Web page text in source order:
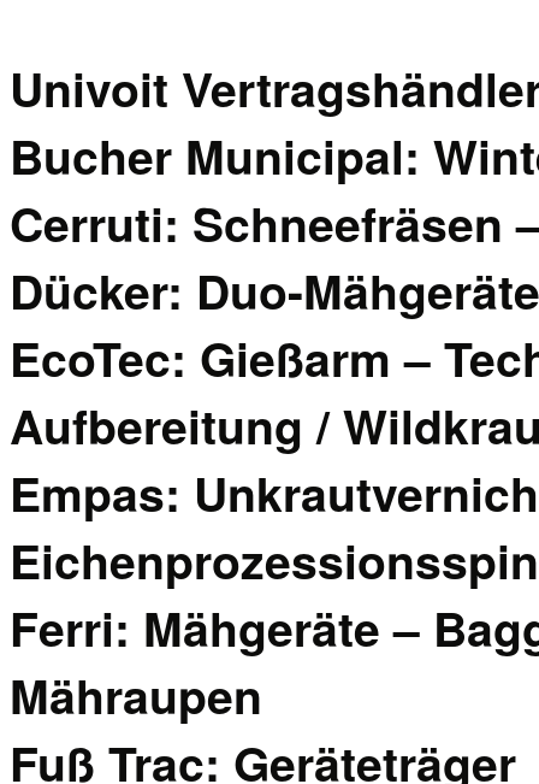
Univoit
Bucher Municipal:
Cerruti: Schneefräsen
Dücker: Duo-Mähgeräte
EcoTec: Gießarm –
Aufbereitung /
Empas:
Ferri: Mähgeräte –
Mähraupen
Fuß Trac: Geräteträger